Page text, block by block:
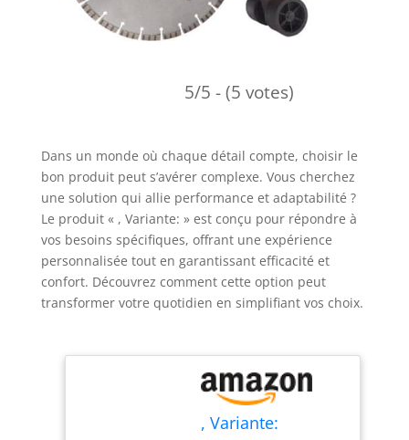
5/5 - (5 votes)
Dans un monde où chaque détail compte, choisir le
bon produit peut s’avérer complexe. Vous cherchez
une solution qui allie performance et adaptabilité ?
Le produit « , Variante: » est conçu pour répondre à
vos besoins spécifiques, offrant une expérience
personnalisée tout en garantissant efficacité et
confort. Découvrez comment cette option peut
transformer votre quotidien en simplifiant vos choix.
, Variante: